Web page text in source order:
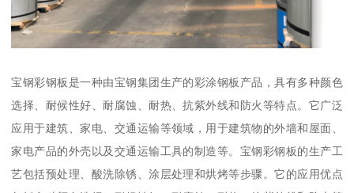
宝钢彩钢板是一种由宝钢集团生产的彩涂钢板产品，具有多种颜色
选择、耐候性好、耐腐蚀、耐热、抗紫外线和防火等特点。它广泛
应用于建筑、家电、交通运输等领域，用于建筑物的外墙和屋面、
家电产品的外壳以及交通运输工具的制造等。宝钢彩钢板的生产工
艺包括预处理、酸洗除锈、涂层处理和烘烤等步骤。它的应用优点